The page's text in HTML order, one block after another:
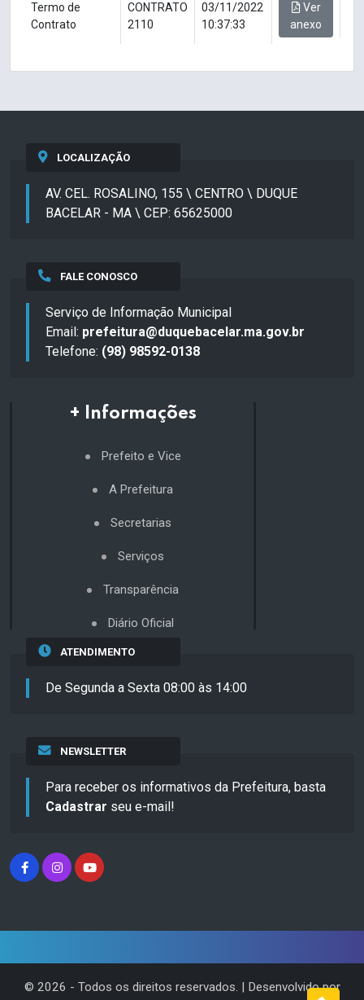
Termo de
Contrato
CONTRATO
2110
03/11/2022
10:37:33
Ver
anexo
LOCALIZAÇÃO
AV. CEL. ROSALINO, 155 \ CENTRO \ DUQUE
BACELAR - MA \ CEP: 65625000
FALE CONOSCO
Serviço de Informação Municipal
Email: prefeitura@duquebacelar.ma.gov.br
Telefone: (98) 98592-0138
+ Informações
Prefeito e Vice
A Prefeitura
Secretarias
Serviços
Transparência
Diário Oficial
ATENDIMENTO
De Segunda a Sexta 08:00 às 14:00
NEWSLETTER
Para receber os informativos da Prefeitura, basta
Cadastrar seu e-mail!
© 2026 - Todos os direitos reservados. | Desenvolvido por